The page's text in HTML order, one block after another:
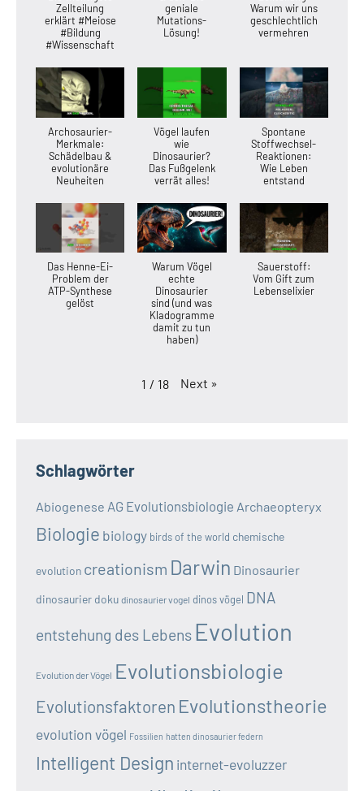
Zellteilung
erklärt #Meiose
#Bildung
#Wissenschaft
geniale
Mutations-
Lösung!
Warum wir uns
geschlechtlich
vermehren
Archosaurier-
Merkmale:
Schädelbau &
evolutionäre
Neuheiten
Vögel laufen
wie
Dinosaurier?
Das Fußgelenk
verrät alles!
Spontane
Stoffwechsel-
Reaktionen:
Wie Leben
entstand
Das Henne-Ei-
Problem der
ATP-Synthese
gelöst
Warum Vögel
echte
Dinosaurier
sind (und was
Kladogramme
damit zu tun
haben)
Sauerstoff:
Vom Gift zum
Lebenselixier
1 / 18 Next »
Schlagwörter
Abiogenese AG Evolutionsbiologie Archaeopteryx
Biologie biology birds of the world chemische
evolution creationism Darwin Dinosaurier
dinosaurier doku dinosaurier vogel dinos vögel DNA
entstehung des Lebens Evolution
Evolution der Vögel Evolutionsbiologie
Evolutionsfaktoren Evolutionstheorie
evolution vögel Fossilien hatten dinosaurier federn
Intelligent Design internet-evoluzzer